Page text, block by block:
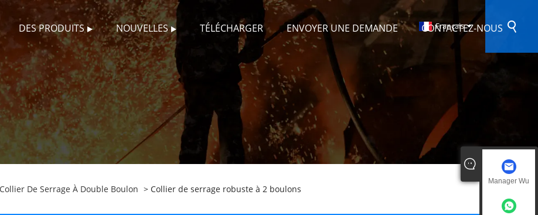
DES PRODUITS NOUVELLES TÉLÉCHARGER ENVOYER UNE DEMANDE CONTACTEZ-NOUS
Français
Collier De Serrage À Double Boulon > Collier de serrage robuste à 2 boulons
Manager Wu